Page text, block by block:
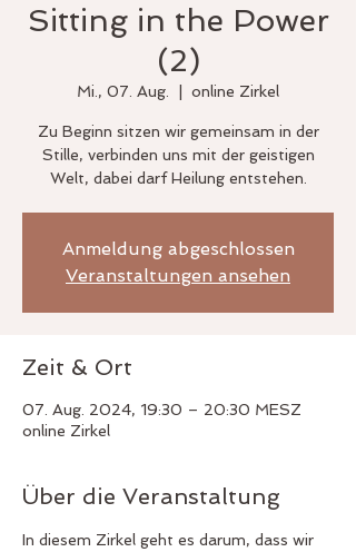
Sitting in the Power
(2)
Mi., 07. Aug. online Zirkel
Zu Beginn sitzen wir gemeinsam in der
Stille, verbinden uns mit der geistigen
Welt, dabei darf Heilung entstehen.
Anmeldung abgeschlossen
Veranstaltungen ansehen
Zeit & Ort
07. Aug. 2024, 19:30 – 20:30 MESZ
online Zirkel
Über die Veranstaltung
In diesem Zirkel geht es darum, dass wir